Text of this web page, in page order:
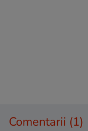
Comentarii (1)